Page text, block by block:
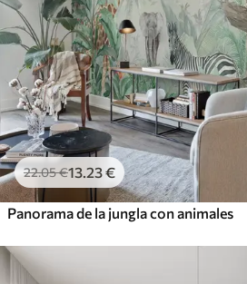
22.05€13 .23€
Panorama de la jungla con animales